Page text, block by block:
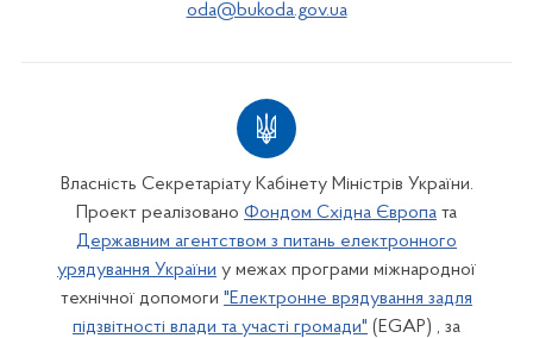
oda@bukoda.gov.ua
Власність Секретаріату Кабінету Міністрів України.
Проект реалізовано Фондом Східна Європа та
Державним агентством з питань електронного
урядування України у межах програми міжнародної
технічної допомоги "Електронне врядування задля
підзвітності влади та участі громади" (EGAP) , за